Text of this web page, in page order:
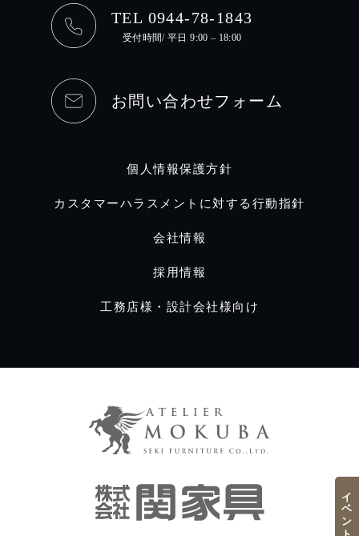
TEL 0944-78-1843
受付時間/ 平日 9:00 – 18:00
お問い合わせフォーム
個人情報保護方針
カスタマーハラスメントに対する行動指針
会社情報
採用情報
工務店様・設計会社様向け